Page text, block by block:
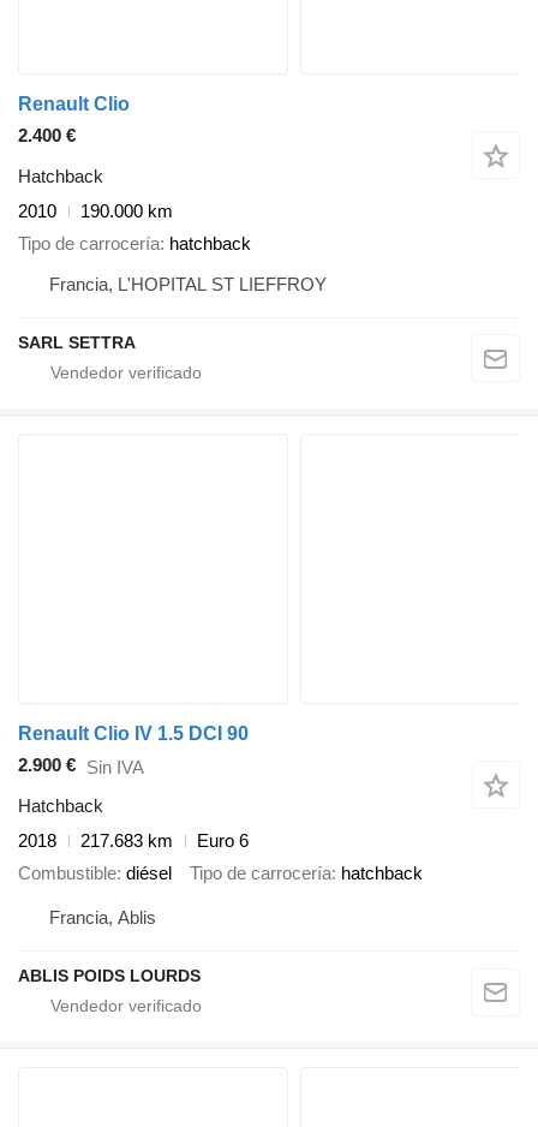
Renault Clio
2.400 €
Hatchback
2010
190.000 km
Tipo de carrocería hatchback
Francia, L'HOPITAL ST LIEFFROY
SARL SETTRA
Renault Clio IV 1.5 DCI 90
2.900 € Sin IVA
Hatchback
2018
217.683 km
Euro 6
Combustible diésel Tipo de carrocería hatchback
Francia, Ablis
ABLIS POIDS LOURDS